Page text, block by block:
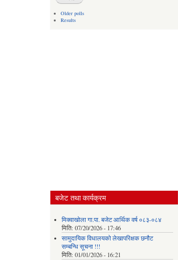
Older polls
Results
बजेट तथा कार्यक्रम
मिक्वाखोला गा.पा. बजेट आर्थिक वर्ष ०८३-०८४
मिति: 07/20/2026 - 17:46
सामुदायिक विधालयको लेखापरिक्षक छनौट
सम्बन्धि सूचना !!!
मिति: 01/01/2026 - 16:21